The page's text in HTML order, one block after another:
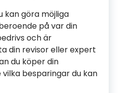
kan göra möjliga
på var din
och är
din revisor eller expert
du köper din
besparingar du kan